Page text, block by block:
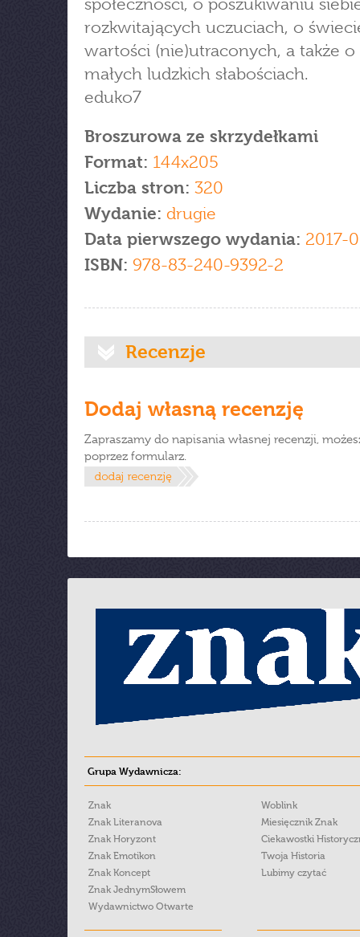
społeczności, o poszukiwaniu
rozkwitających uczuciach, o
wartości (nie)utraconych, a także
małych ludzkich słabościach.
eduko7
Broszurowa ze skrzydełkami
Format: 144x205
Liczba stron: 320
Wydanie: drugie
Data pierwszego wydania: 2017-
ISBN: 978-83-240-9392-2
Recenzje
Dodaj własną recenzję
Zapraszamy do napisania własnej recenzji,
poprzez formularz.
Grupa Wydawnicza:
Znak
Znak Literanova
Znak Horyzont
Znak Emotikon
Znak Koncept
Znak JednymSłowem
Wydawnictwo Otwarte
Woblink
Miesięcznik Znak
Ciekawostki
Twoja Historia
Lubimy czytać